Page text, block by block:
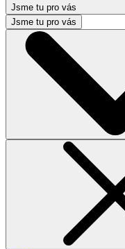
Jsme tu pro vás
Jsme tu pro vás